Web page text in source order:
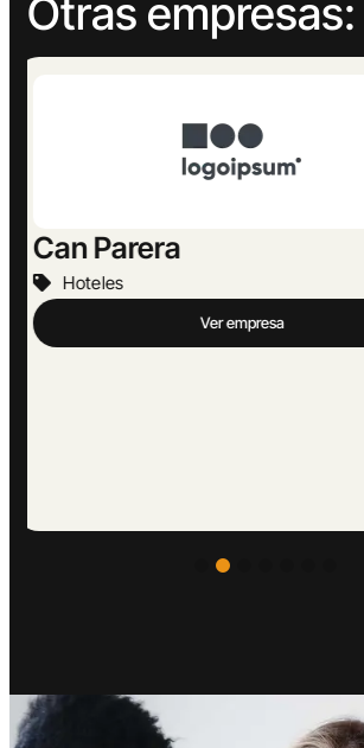
Otras empresas:
Europeu Parets de Baix
Hoteles
Ver empresa